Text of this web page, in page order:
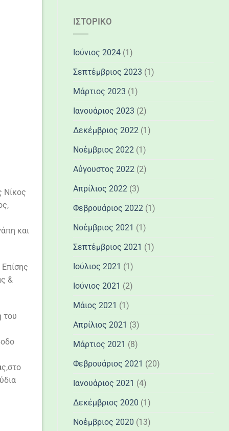
Νίκος
και
&
του
ΙΣΤΟΡΙΚΌ
Ιούνιος 2024 (1)
Σεπτέμβριος 2023 (1)
Μάρτιος 2023 (1)
Ιανουάριος 2023 (2)
Δεκέμβριος 2022 (1)
Νοέμβριος 2022 (1)
Αύγουστος 2022 (2)
Απρίλιος 2022 (3)
Φεβρουάριος 2022 (1)
Νοέμβριος 2021 (1)
Σεπτέμβριος 2021 (1)
Ιούλιος 2021 (1)
Ιούνιος 2021 (2)
Μάιος 2021 (1)
Απρίλιος 2021 (3)
Μάρτιος 2021 (8)
Φεβρουάριος 2021 (20)
Ιανουάριος 2021 (4)
Δεκέμβριος 2020 (1)
Νοέμβριος 2020 (13)